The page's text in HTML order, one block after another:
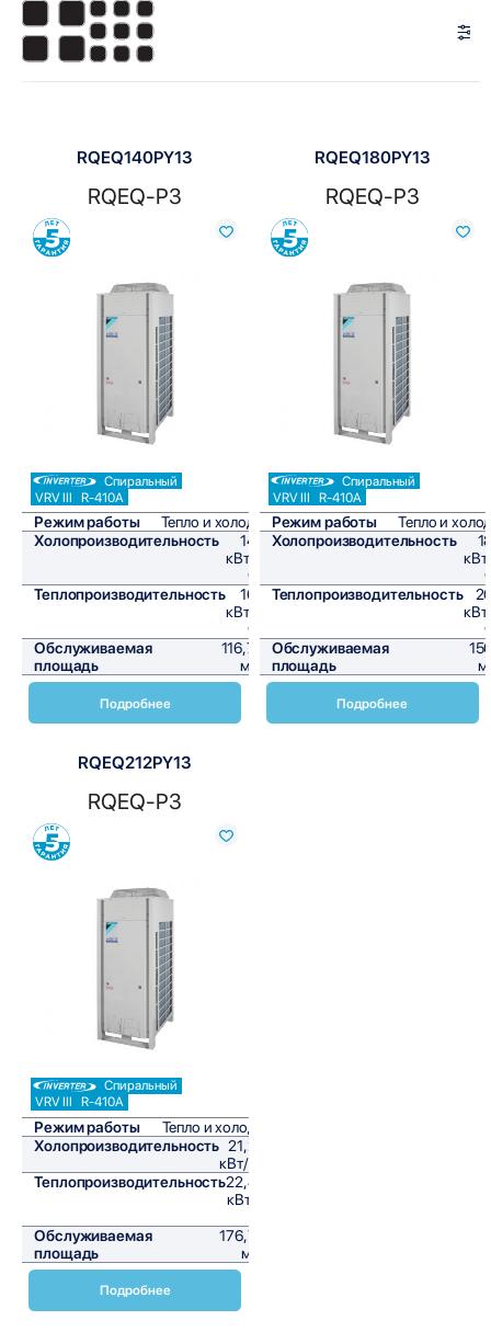
Показать:
RQEQ140PY13
RQEQ-P3
Сравнить
Спиральный
VRV III
R-410A
Режим работы
Тепло и холод
Холопроизводительность
14
кВт/
ч
Теплопроизводительность
16
кВт/
ч
Обслуживаемая
площадь
116,7
м²
Подробнее
RQEQ180PY13
RQEQ-P3
Сравнить
Спиральный
VRV III
R-410A
Режим работы
Тепло и
Холопроизводительность
Теплопроизводительность
Обслуживаемая
площадь
Подробнее
RQEQ212PY13
RQEQ-P3
Сравнить
Спиральный
VRV III
R-410A
Режим работы
Тепло и холод
Холопроизводительность 21,2
кВт/ч
Теплопроизводительность22,4
кВт/
Обслуживаемая
площадь
176,7
м²
Подробнее